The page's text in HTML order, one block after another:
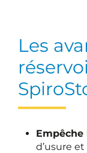
Les
d’usure